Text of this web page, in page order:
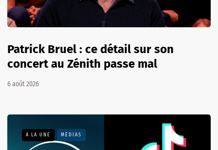
Patrick Bruel : ce détail sur son
concert au Zénith passe mal
6 août 2026
A LA UNE MÉDIAS